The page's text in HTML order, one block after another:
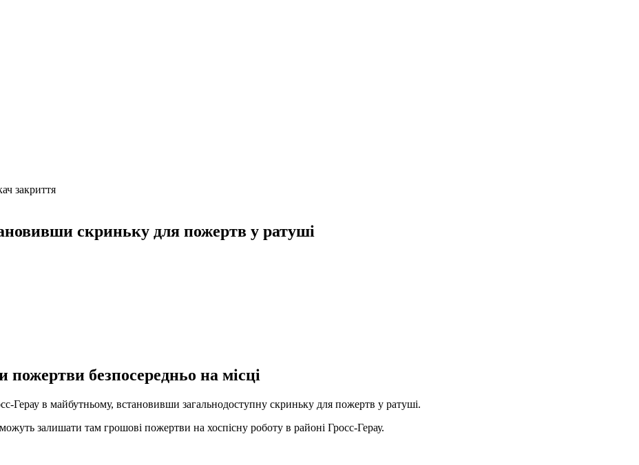
закриття
скриньку для пожертв у ратуші
безпосередньо на місці
Герау в майбутньому, встановивши загальнодоступну скриньку для пожертв у ратуші.
залишати там грошові пожертви на хоспісну роботу в районі Гросс-Герау.